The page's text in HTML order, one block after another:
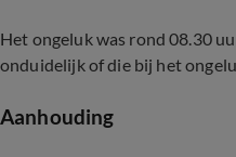
Het ongeluk was rond 08.30
onduidelijk of die bij het
Aanhouding